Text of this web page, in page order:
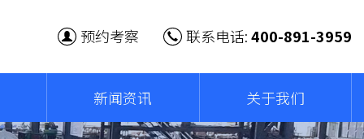
预约考察 联系电话:400-891-3959
新闻资讯 关于我们